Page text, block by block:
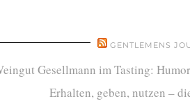
GENTLEMENS
Gesellmann im Tasting:
Erhalten, geben, nutzen –